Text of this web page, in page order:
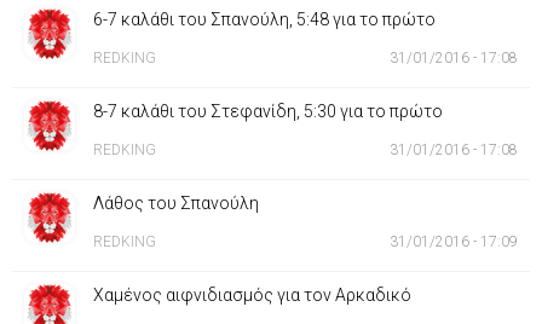
6-7 καλάθι του Σπανούλη, 5:48 για το πρώτο
REDKING 31/01/2016 - 17:08
8-7 καλάθι του Στεφανίδη, 5:30 για το πρώτο
REDKING 31/01/2016 - 17:08
Λάθος του Σπανούλη
REDKING 31/01/2016 - 17:09
Χαμένος αιφνιδιασμός για τον Αρκαδικό